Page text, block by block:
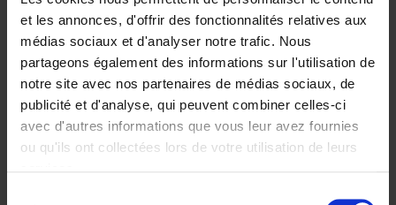
et les annonces, d'offrir des fonctionnalités relatives aux
médias sociaux et d'analyser notre trafic. Nous
partageons également des informations sur l'utilisation de
notre site avec nos partenaires de médias sociaux, de
publicité et d'analyse, qui peuvent combiner celles-ci
avec d'autres informations que vous leur avez fournies
ou qu'ils ont collectées lors de votre utilisation de leurs
Optichannel Retail. Beyond
the Digital Hysteria
Gino Van Ossel
Autre finition
2019 350
€29,99